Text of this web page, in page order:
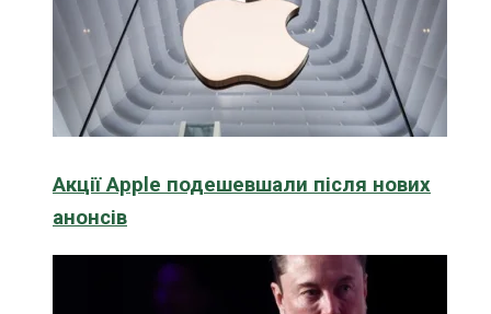
Акції Apple подешевшали після нових
анонсів